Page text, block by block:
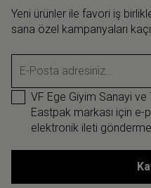
Yeni ürünler ile favori iş
sana özel kampanyaları
E-Posta adresiniz...
VF Ege Giyim Sanayi ve
Eastpak markası için e-
elektronik ileti